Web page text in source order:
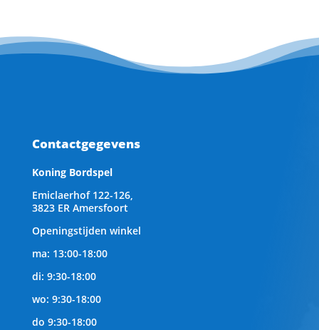
Contactgegevens
Koning Bordspel
Emiclaerhof 122-126,
3823 ER Amersfoort
Openingstijden winkel
ma: 13:00-18:00
di: 9:30-18:00
wo: 9:30-18:00
do 9:30-18:00